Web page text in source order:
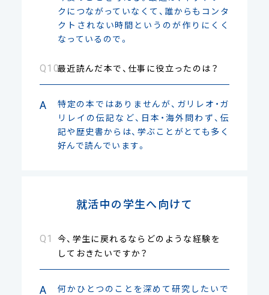
クにつながっていなくて、誰からもコンタ
クトされない時間というのが作りにくく
なっているので。
最近読んだ本で、仕事に役立ったのは？
特定の本ではありませんが、ガリレオ・ガ
リレイの伝記など、日本・海外問わず、伝
記や歴史書からは、学ぶことがとても多く
好んで読んでいます。
就活中の学生へ向けて
今、学生に戻れるならどのような経験を
しておきたいですか？
何かひとつのことを深めて研究したいで